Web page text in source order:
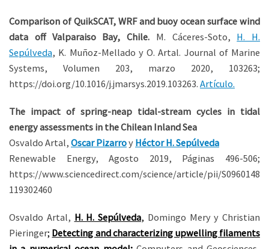
Comparison of QuikSCAT, WRF and buoy ocean surface wind
data off Valparaiso Bay, Chile. M. Cáceres-Soto, H. H.
Sepúlveda, K. Muñoz-Mellado y O.Artal. Journal of Marine
Systems, Volumen 203, marzo 2020, 103263;
https://doi.org/10.1016/j.jmarsys.2019.103263. Artículo.
The impact of spring-neap tidal-stream cycles in tidal
energy assessments in the Chilean Inland Sea
Osvaldo Artal, Oscar Pizarroy Héctor H.Sepúlveda
Renewable Energy, Agosto 2019, Páginas 496-506;
https://www.sciencedirect.com/science/article/pii/S0960148
119302460
Osvaldo Artal, H. H. Sepúlveda, Domingo Meryy Christian
Pieringer; Detecting and characterizing upwelling filaments